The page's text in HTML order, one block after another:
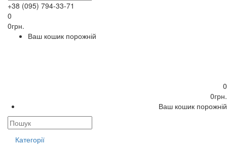
+38 (095) 794-33-71
0
0грн.
Ваш кошик порожній
0
0грн.
Ваш кошик порожній
Категорії